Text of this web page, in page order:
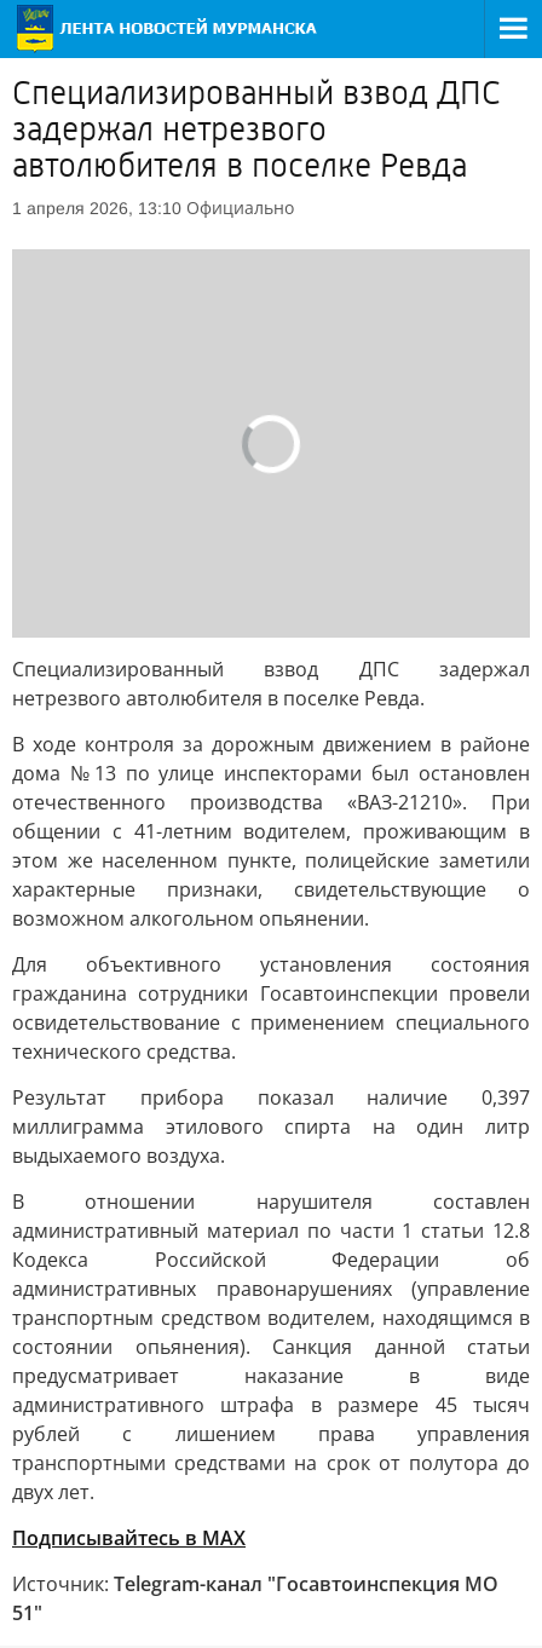
Специализированный взвод ДПС
задержал нетрезвого
автолюбителя в поселке Ревда
1 апреля 2026, 13:10 Официально
Специализированный взвод ДПС задержал
нетрезвого автолюбителя в поселке Ревда.
В ходе контроля за дорожным движением в районе
дома №13 по улице инспекторами был остановлен
отечественного производства «ВАЗ-21210». При
общении с 41-летним водителем, проживающим в
этом же населенном пункте, полицейские заметили
характерные признаки, свидетельствующие о
возможном алкогольном опьянении.
Для объективного установления состояния
гражданина сотрудники Госавтоинспекции провели
освидетельствование с применением специального
технического средства.
Результат прибора показал наличие 0,397
миллиграмма этилового спирта на один литр
выдыхаемого воздуха.
В отношении нарушителя составлен
административный материал по части 1 статьи 12.8
Кодекса Российской Федерации об
административных правонарушениях (управление
транспортным средством водителем, находящимся в
состоянии опьянения). Санкция данной статьи
предусматривает наказание в виде
административного штрафа в размере 45 тысяч
рублей с лишением права управления
транспортными средствами на срок от полутора до
двух лет.
Подписывайтесь в МАХ
Источник: Telegram-канал "Госавтоинспекция МО
51"